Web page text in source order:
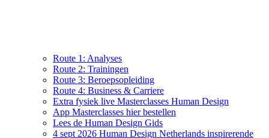
Route 1: Analyses
Route 2: Trainingen
Route 3: Beroepsopleiding
Route 4: Business & Carriere
Extra fysiek live Masterclasses Human Design
App Masterclasses hier bestellen
Lees de Human Design Gids
4 sept 2026 Human Design Netherlands inspirerende